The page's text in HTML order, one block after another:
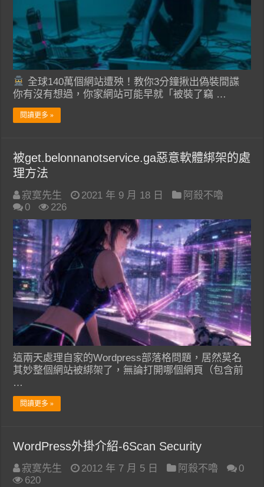
全球140萬個網站遭殃！教你3分鐘揪出偽裝間諜
你有沒有想過，你家網站可能早就「被裝了竊 …
閱讀更多 »
被get.belonnanotservice.ga惡意軟體綁架的處
理方法
寂寞先生 2021 年 9 月 18 日
阿殺不嚕
0
226
這兩天處理自家的Wordpress部落格問題，居然莫名
其妙整個網站被綁架了，無論打開哪個網頁（包含前
…
閱讀更多 »
WordPress外掛介紹-6Scan Security
寂寞先生 2012 年 7 月 5 日 阿殺不嚕
0
620